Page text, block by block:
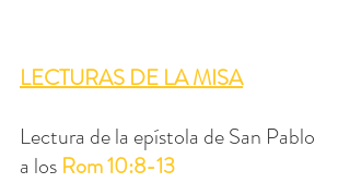
LECTURAS DE LA MISA
Lectura de la epístola de San Pablo
a los Rom 10:8-13